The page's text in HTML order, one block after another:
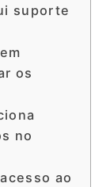
suporte
os
no
ao